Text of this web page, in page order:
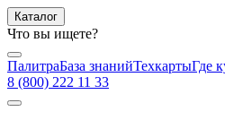
Каталог
Что вы ищете?
ПалитраБаза знанийТехкартыГде
8 (800) 222 11 33